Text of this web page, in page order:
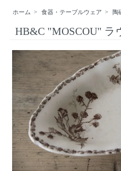
ホーム > 食器・テーブルウェア > 陶
HB&C "MOSCOU" ラ